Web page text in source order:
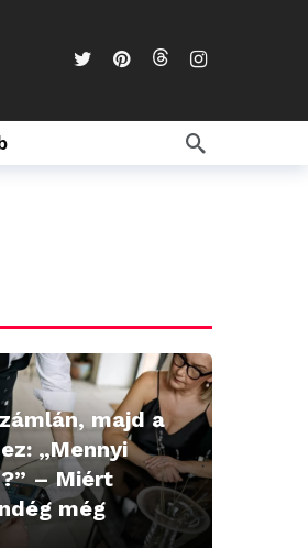
majd a
„Mennyi
– Miért
még